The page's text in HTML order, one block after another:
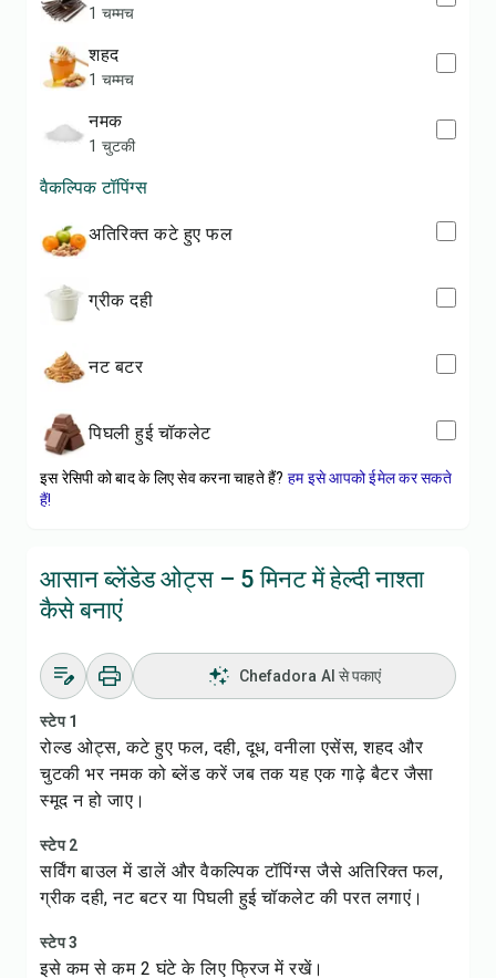
1 चम्मच
शहद
1 चम्मच
नमक
1 चुटकी
वैकल्पिक टॉपिंग्स
अतिरिक्त कटे हुए फल
ग्रीक दही
नट बटर
पिघली हुई चॉकलेट
इस रेसिपी को बाद के लिए सेव करना चाहते हैं? हम इसे आपको ईमेल कर सकते
हैं!
आसान ब्लेंडेड ओट्स – 5 मिनट में हेल्दी नाश्ता
कैसे बनाएं
Chefadora AI से पकाएं
स्टेप 1
रोल्ड ओट्स, कटे हुए फल, दही, दूध, वनीला एसेंस, शहद और
चुटकी भर नमक को ब्लेंड करें जब तक यह एक गाढ़े बैटर जैसा
स्मूद न हो जाए।
स्टेप 2
सर्विंग बाउल में डालें और वैकल्पिक टॉपिंग्स जैसे अतिरिक्त फल,
ग्रीक दही, नट बटर या पिघली हुई चॉकलेट की परत लगाएं।
स्टेप 3
इसे कम से कम 2 घंटे के लिए फ्रिज में रखें।